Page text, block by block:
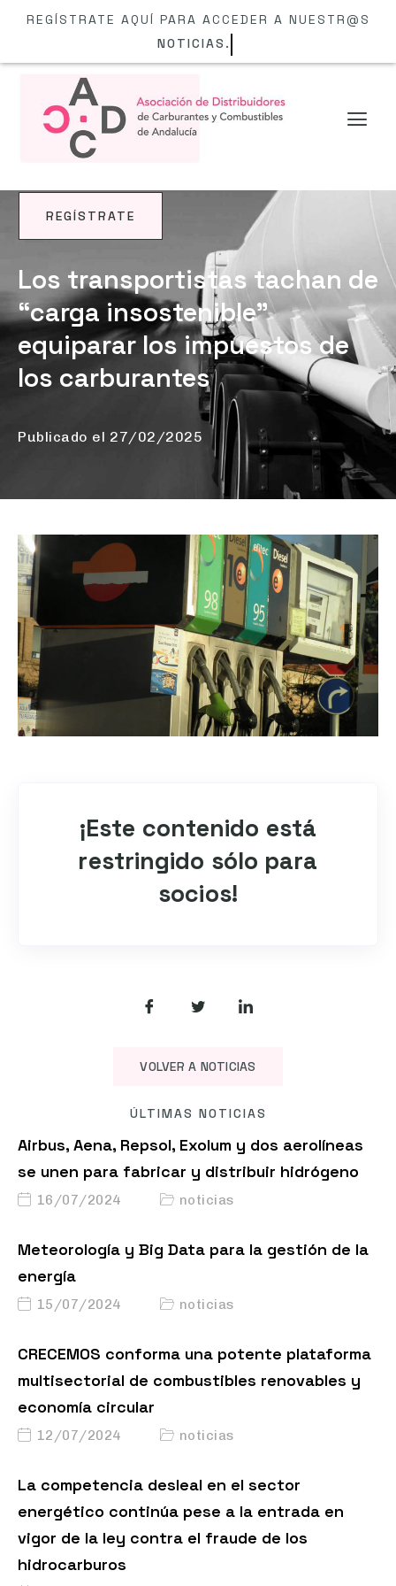
REGÍSTRATE AQUÍ PARA ACCEDER A NUESTR@S
NOTICIAS.
REGÍSTRATE
NOTICIAS
Los transportistas tachan de
“carga insostenible”
equiparar los impuestos de
los carburantes
Publicado el 27/02/2025
¡Este contenido está
restringido sólo para
socios!
VOLVER A NOTICIAS
ÚLTIMAS NOTICIAS
Airbus, Aena, Repsol, Exolum y dos aerolíneas
se unen para fabricar y distribuir hidrógeno
16/07/2024 noticias
Meteorología y Big Data para la gestión de la
energía
15/07/2024 noticias
CRECEMOS conforma una potente plataforma
multisectorial de combustibles renovables y
economía circular
12/07/2024 noticias
La competencia desleal en el sector
energético continúa pese a la entrada en
vigor de la ley contra el fraude de los
hidrocarburos